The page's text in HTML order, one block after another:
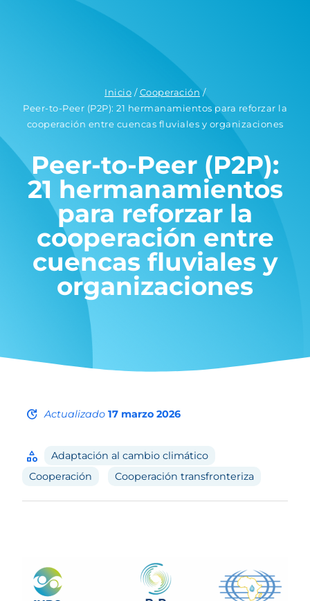
Inicio /Cooperación/
Peer-to-Peer (P2P): 21 hermanamientos para reforzar la
cooperación entre cuencas fluviales y organizaciones
Peer-to-Peer (P2P):
21 hermanamientos
para reforzar la
cooperación entre
cuencas fluviales y
organizaciones
update Actualizado 17 marzo 2026
category
Adaptación al cambio climático
Cooperación
Cooperación transfronteriza